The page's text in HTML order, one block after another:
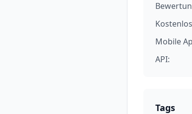
Mobile
API:
Tags